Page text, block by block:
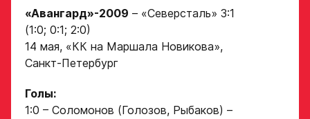
«Авангард»-2009 – «Северсталь» 3:1
(1:0; 0:1; 2:0)
14 мая, «КК на Маршала Новикова»,
Санкт-Петербург
Голы:
1:0 – Соломонов (Голозов, Рыбаков) –
Номер телефона
законного
представителя
Хват клюшки
свяжемся с вами в течение 5 рабочих дней.